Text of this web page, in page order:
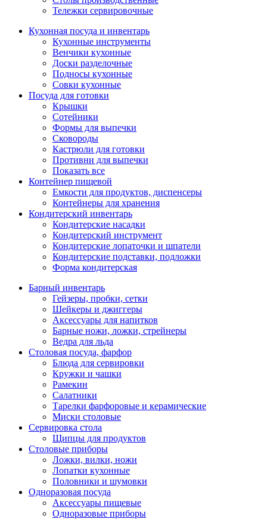
Тележки сервировочные
Кухонная посуда и инвентарь
Кухонные инструменты
Венчики кухонные
Доски разделочные
Подносы кухонные
Совки кухонные
Посуда для готовки
Крышки
Сотейники
Формы для выпечки
Сковороды
Кастрюли для готовки
Противни для выпечки
Показать все
Контейнер пищевой
Емкости для продуктов, диспенсеры
Контейнеры для хранения
Кондитерский инвентарь
Кондитерские насадки
Кондитерский инструмент
Кондитерские лопаточки и шпатели
Кондитерские подставки, подложки
Форма кондитерская
Барный инвентарь
Гейзеры, пробки, сетки
Шейкеры и джиггеры
Аксессуары для напитков
Барные ножи, ложки, стрейнеры
Ведра для льда
Столовая посуда, фарфор
Блюда для сервировки
Кружки и чашки
Рамекин
Салатники
Тарелки фарфоровые и керамические
Миски столовые
Сервировка стола
Щипцы для продуктов
Столовые приборы
Ложки, вилки, ножи
Лопатки кухонные
Половники и шумовки
Одноразовая посуда
Аксессуары пищевые
Одноразовые приборы